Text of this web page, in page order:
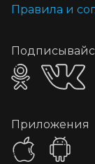
Правила и
Приложения